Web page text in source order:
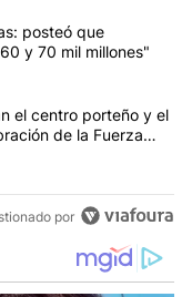
comentarios en los
listo para 'atajar'
posteó que
y 70 mil millones"
aviones F 16
el centro porteño y el
de la Fuerza
por